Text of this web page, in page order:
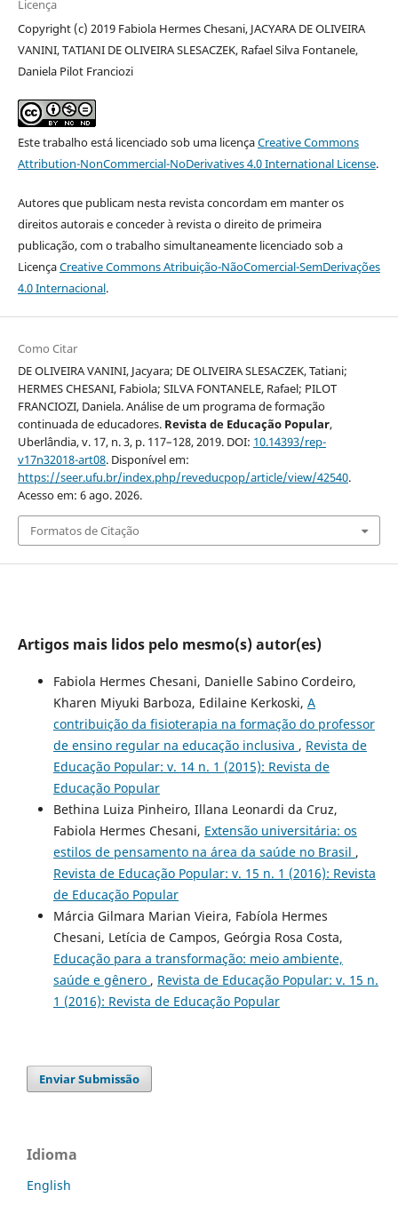
Licença
Copyright (c) 2019 Fabiola Hermes Chesani, JACYARA DE OLIVEIRA
VANINI, TATIANI DE OLIVEIRA SLESACZEK, Rafael Silva Fontanele,
Daniela Pilot Franciozi
Este trabalho está licenciado sob uma licençaCreative Commons
Attribution-NonCommercial-NoDerivatives 4.0 International License.
Autores que publicam nesta revista concordam em manter os
direitos autorais e conceder à revista o direito de primeira
publicação, com o trabalho simultaneamente licenciado sob a
LicençaCreative Commons Atribuição-NãoComercial-SemDerivações
4.0 Internacional.
Como Citar
DE OLIVEIRA VANINI, Jacyara; DE OLIVEIRA SLESACZEK, Tatiani;
HERMES CHESANI, Fabiola; SILVA FONTANELE, Rafael; PILOT
FRANCIOZI, Daniela. Análise de um programa de formação
continuada de educadores. Revista de Educação Popular,
Uberlândia, v. 17, n. 3, p. 117–128, 2019. DOI: 10.14393/rep-
v17n32018-art08. Disponível em:
https://seer.ufu.br/index.php/reveducpop/article/view/42540.
Acesso em: 6 ago. 2026.
Formatos de Citação
Artigos mais lidos pelo mesmo(s) autor(es)
Fabiola Hermes Chesani, Danielle Sabino Cordeiro,
Kharen Miyuki Barboza, Edilaine Kerkoski, A
contribuição da fisioterapia na formação do professor
de ensino regular na educação inclusiva , Revista de
Educação Popular: v. 14 n. 1 (2015): Revista de
Educação Popular
Bethina Luiza Pinheiro, Illana Leonardi da Cruz,
Fabiola Hermes Chesani, Extensão universitária: os
estilos de pensamento na área da saúde no Brasil ,
Revista de Educação Popular: v. 15 n. 1 (2016): Revista
de Educação Popular
Márcia Gilmara Marian Vieira, Fabíola Hermes
Chesani, Letícia de Campos, Geórgia Rosa Costa,
Educação para a transformação: meio ambiente,
saúde e gênero , Revista de Educação Popular: v. 15 n.
1 (2016): Revista de Educação Popular
Enviar Submissão
Idioma
English